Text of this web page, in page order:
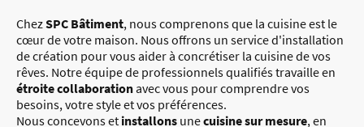
ChezSPC Bâtiment, nous comprenons que la cuisine est le
cœur de votre maison. Nous offrons un service d'installation
de création pour vous aider à concrétiser la cuisine de vos
rêves. Notre équipe de professionnels qualifiés travaille en
étroite collaborationavec vous pour comprendre vos
besoins, votre style et vos préférences.
Nous concevons et installons unecuisine sur mesure, en